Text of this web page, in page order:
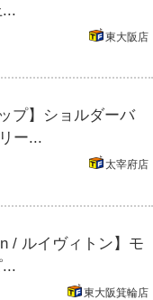
...
東大阪店
プ】ショルダーバ
ー...
太宰府店
/ ルイヴィトン】モ
...
東大阪箕輪店